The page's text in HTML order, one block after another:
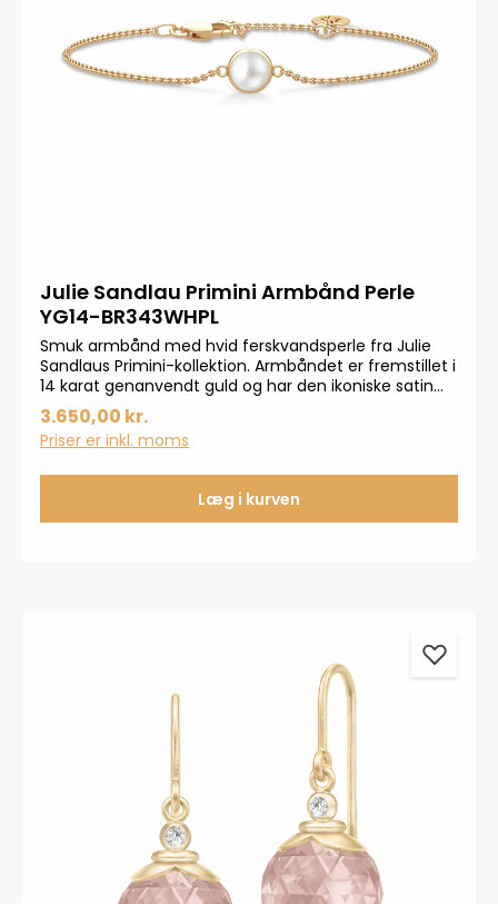
Julie Sandlau Primini Armbånd Perle
YG14-BR343WHPL
Smuk armbånd med hvid ferskvandsperle fra Julie
Sandlaus Primini-kollektion. Armbåndet er fremstillet i
14 karat genanvendt guld og har den ikoniske satin
finish. Perlen måler 6 mm i diameter.Størrelse: 16,5 -
18 cm.
3.650,00 kr.
Priser er inkl. moms
Læg i kurven